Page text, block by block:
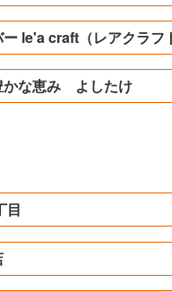
le'a craft（レアクラフ
かな恵み よしたけ
目